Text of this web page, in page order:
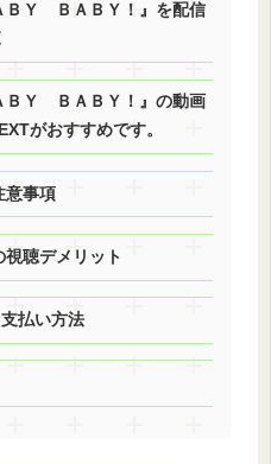
Ｙ ＢＡＢＹ！』を配信
Ｙ ＢＡＢＹ！』の動画
がおすすめです。
意事項
聴デメリット
払い方法